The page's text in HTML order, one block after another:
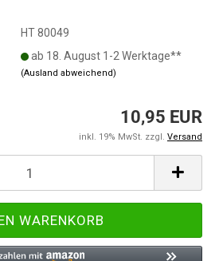
HT 80049
ab 18. August 1-2 Werktage**
(Ausland abweichend)
10,95 EUR
inkl. 19% MwSt. zzgl. Versand